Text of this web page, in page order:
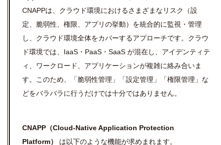
CNAPPは、クラウド環境におけるさまざまなリスク（設
定、脆弱性、権限、アプリの挙動）を統合的に監視・管理
し、クラウド環境全体をカバーするアプローチです。クラウ
ド環境では、IaaS・PaaS・SaaS が混在し、アイデンティテ
ィ、ワークロード、アプリケーションが複雑に絡み合いま
す。このため、「脆弱性管理」「設定管理」「権限管理」な
どをバラバラに行うだけでは十分ではありません。
CNAPP（Cloud-Native Application Protection
Platform）
は以下のような機能が求めまれます。